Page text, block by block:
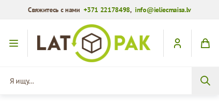
Свяжитесь с нами+371 22178498,info@ieliecmaisa.lv
Перейти к содержимому